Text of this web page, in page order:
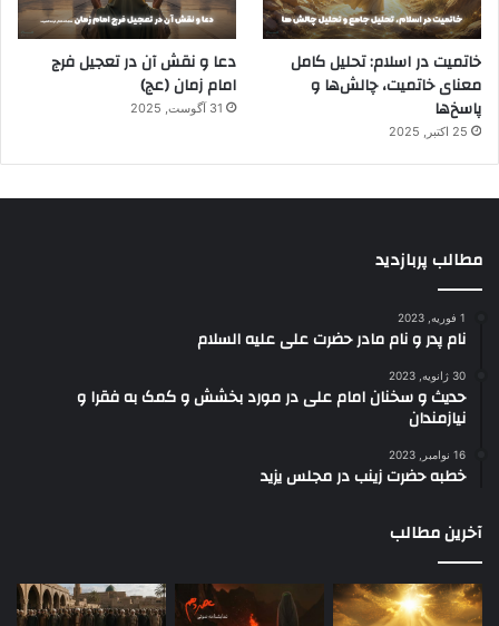
خاتمیت در اسلام: تحلیل کامل
معنای خاتمیت، چالش‌ها و
پاسخ‌ها
25 اکتبر, 2025
دعا و نقش آن در تعجیل فرج
امام زمان (عج)
31 آگوست, 2025
مطالب پربازدید
1 فوریه, 2023
نام پدر و نام مادر حضرت علی علیه السلام
30 ژانویه, 2023
حدیث و سخنان امام علی در مورد بخشش و کمک به فقرا و
نیازمندان
16 نوامبر, 2023
خطبه حضرت زینب در مجلس یزید
آخرین مطالب